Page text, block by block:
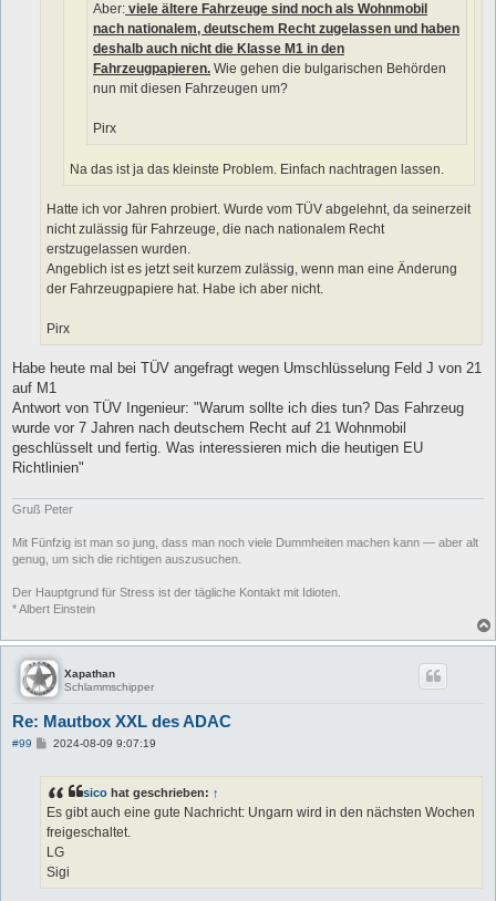
Aber: viele ältere Fahrzeuge sind noch als Wohnmobil
nach nationalem, deutschem Recht zugelassen und haben
deshalb auch nicht die Klasse M1 in den
Fahrzeugpapieren. Wie gehen die bulgarischen Behörden
nun mit diesen Fahrzeugen um?
Pirx
Na das ist ja das kleinste Problem. Einfach nachtragen lassen.
Hatte ich vor Jahren probiert. Wurde vom TÜV abgelehnt, da seinerzeit
nicht zulässig für Fahrzeuge, die nach nationalem Recht
erstzugelassen wurden.
Angeblich ist es jetzt seit kurzem zulässig, wenn man eine Änderung
der Fahrzeugpapiere hat. Habe ich aber nicht.
Pirx
Habe heute mal bei TÜV angefragt wegen Umschlüsselung Feld J von 21
auf M1
Antwort von TÜV Ingenieur: "Warum sollte ich dies tun? Das Fahrzeug
wurde vor 7 Jahren nach deutschem Recht auf 21 Wohnmobil
geschlüsselt und fertig. Was interessieren mich die heutigen EU
Richtlinien"
Gruß Peter
Mit Fünfzig ist man so jung, dass man noch viele Dummheiten machen kann — aber alt
genug, um sich die richtigen auszusuchen.
Der Hauptgrund für Stress ist der tägliche Kontakt mit Idioten.
* Albert Einstein
Xapathan
Schlammschipper
Re: Mautbox XXL des ADAC
#99
B
r
a
2024-08-09 9:07:19
sico hat geschrieben: ↑
Es gibt auch eine gute Nachricht: Ungarn wird in den nächsten Wochen
freigeschaltet.
LG
Sigi